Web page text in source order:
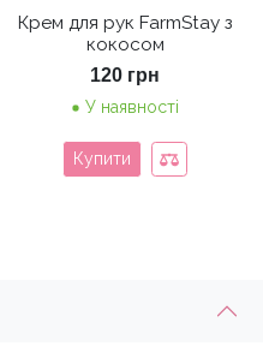
Крем для рук FarmStay з
кокосом
120 грн
У наявності
Купити